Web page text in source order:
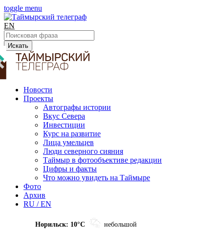
toggle menu
EN
Искать
Новости
Проекты
Автографы истории
Вкус Севера
Инвестиции
Курс на развитие
Лица умельцев
Люди северного сияния
Таймыр в фотообъективе редакции
Цифры и факты
Что можно увидеть на Таймыре
Фото
Архив
RU / EN
Норильск: 10°C небольшой